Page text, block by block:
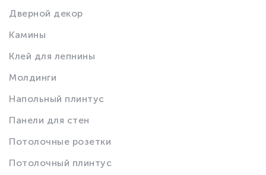
Дверной декор
Камины
Клей для лепнины
Молдинги
Напольный плинтус
Панели для стен
Потолочные розетки
Потолочный плинтус